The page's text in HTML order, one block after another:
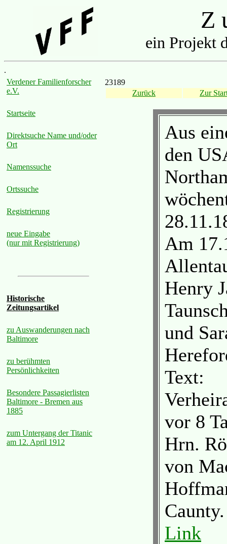
Z
ein Projekt
.
Verdener Familienforscher
e.V.
Startseite
Direktsuche Name und/oder
Ort
Namenssuche
Ortssuche
Registrierung
neue Eingabe
(nur mit Registrierung)
Historische
Zeitungsartikel
zu Auswanderungen nach
Baltimore
zu berühmten
Persönlichkeiten
Besondere Passagierlisten
Baltimore - Bremen aus
1885
zum Untergang der Titanic
am 12. April 1912
23189
Zurück
Zur
Aus
den
Am
Henry
und
Text:
vor 8
Hrn.
von
Caunty.
Link